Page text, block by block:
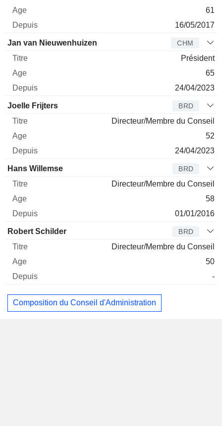
61
16/05/2017
Jan van Nieuwenhuizen CHM
Président
65
24/04/2023
Joelle Frijters BRD
Directeur/Membre du Conseil
52
24/04/2023
Hans Willemse BRD
Directeur/Membre du Conseil
58
01/01/2016
Robert Schilder BRD
Directeur/Membre du Conseil
50
-
Composition du Conseil d'Administration